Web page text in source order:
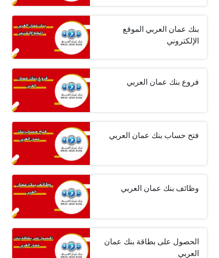
بنك عمان العربي الموقع
الإلكتروني
فروع بنك عمان العربي
فتح حساب بنك عمان العربي
وظائف بنك عمان العربي
الحصول على بطاقة بنك عمان
العربي